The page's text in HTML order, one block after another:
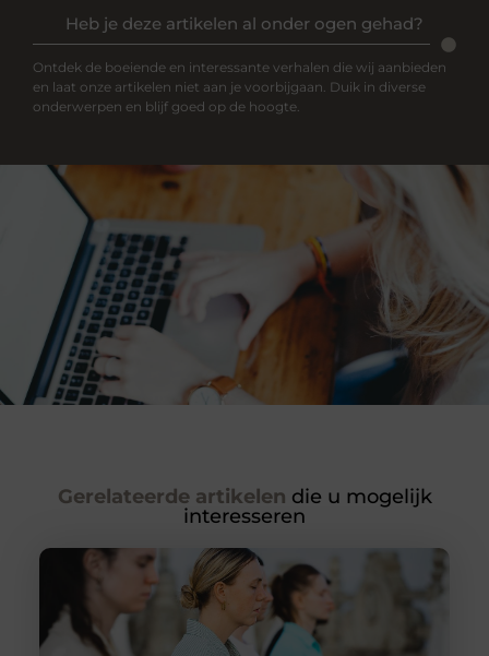
Heb je deze artikelen al onder ogen gehad?
Ontdek de boeiende en interessante verhalen die wij aanbieden
en laat onze artikelen niet aan je voorbijgaan. Duik in diverse
onderwerpen en blijf goed op de hoogte.
Gerelateerde artikelen die u mogelijk
interesseren